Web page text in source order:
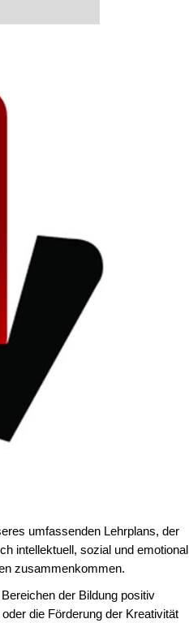
umfassenden Lehrplans, der
intellektuell, sozial und emotional
zusammenkommen.
der Bildung positiv
die Förderung der Kreativität